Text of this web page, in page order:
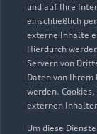
und auf Ihre
einschließlich
externe Inhalte
Hierdurch
Servern von
Daten von
werden.
externen
Um diese
Service